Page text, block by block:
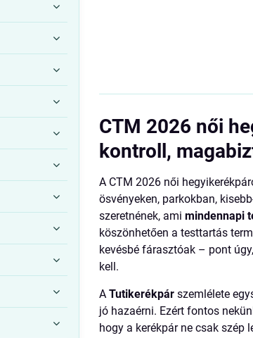
CTM 2026 női
kontroll,
A CTM 2026 női
ösvényeken, parkokban,
szeretnének, amimindennapi
köszönhetően a testtartás
kevésbé fárasztóak – pont
kell.
ATutikerékpár szemlélete
jó hazaérni. Ezért fontos
hogy a kerékpár ne csak szép